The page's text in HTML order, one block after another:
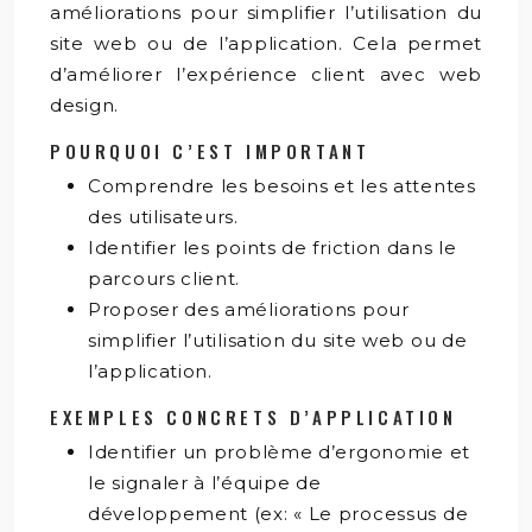
améliorations pour simplifier l’utilisation du
site web ou de l’application. Cela permet
d’améliorer l’expérience client avec web
design.
POURQUOI C’EST IMPORTANT
Comprendre les besoins et les attentes
des utilisateurs.
Identifier les points de friction dans le
parcours client.
Proposer des améliorations pour
simplifier l’utilisation du site web ou de
l’application.
EXEMPLES CONCRETS D’APPLICATION
Identifier un problème d’ergonomie et
le signaler à l’équipe de
développement (ex: « Le processus de